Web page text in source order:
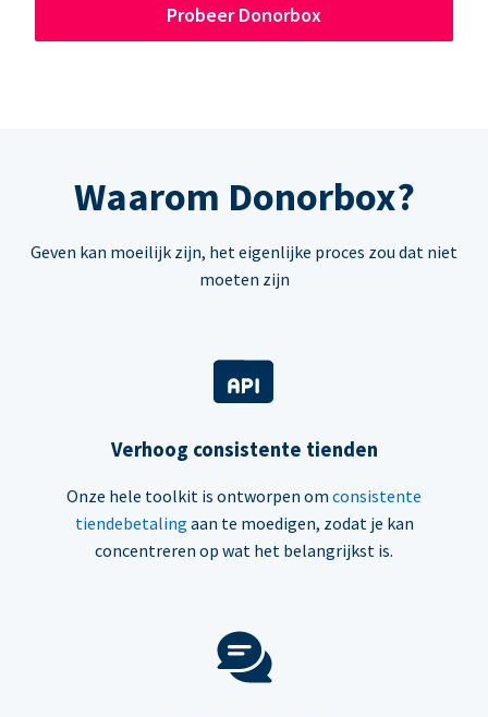
Probeer Donorbox
Waarom Donorbox?
Geven kan moeilijk zijn, het eigenlijke proces zou dat niet
moeten zijn
Verhoog consistente tienden
Onze hele toolkit is ontworpen om consistente
tiendebetaling aan te moedigen, zodat je kan
concentreren op wat het belangrijkst is.